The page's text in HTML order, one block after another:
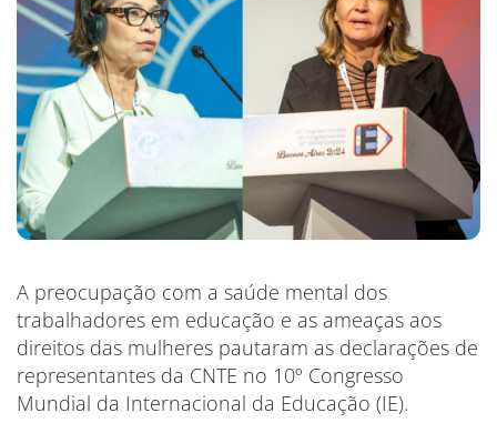
A preocupação com a saúde mental dos
trabalhadores em educação e as ameaças aos
direitos das mulheres pautaram as declarações de
representantes da CNTE no 10º Congresso
Mundial da Internacional da Educação (IE).